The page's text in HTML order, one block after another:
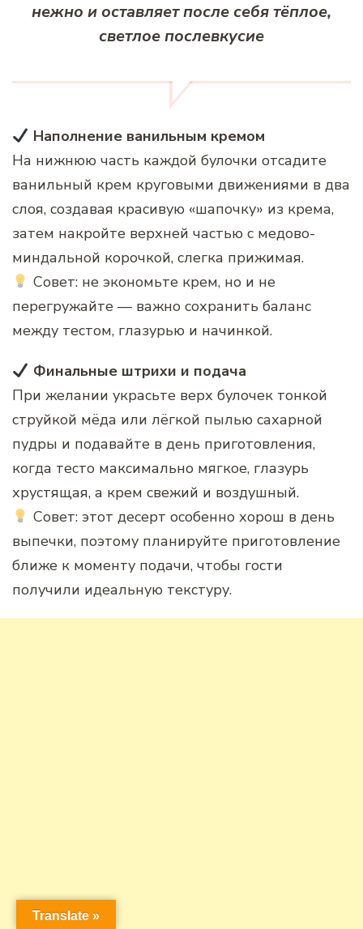
нежно и оставляет после себя тёплое,
светлое послевкусие
Наполнение ванильным кремом
На нижнюю часть каждой булочки отсадите
ванильный крем круговыми движениями в два
слоя, создавая красивую «шапочку» из крема,
затем накройте верхней частью с медово-
миндальной корочкой, слегка прижимая.
Совет: не экономьте крем, но и не
перегружайте — важно сохранить баланс
между тестом, глазурью и начинкой.
Финальные штрихи и подача
При желании украсьте верх булочек тонкой
струйкой мёда или лёгкой пылью сахарной
пудры и подавайте в день приготовления,
когда тесто максимально мягкое, глазурь
хрустящая, а крем свежий и воздушный.
Совет: этот десерт особенно хорош в день
выпечки, поэтому планируйте приготовление
ближе к моменту подачи, чтобы гости
получили идеальную текстуру.
Translate »